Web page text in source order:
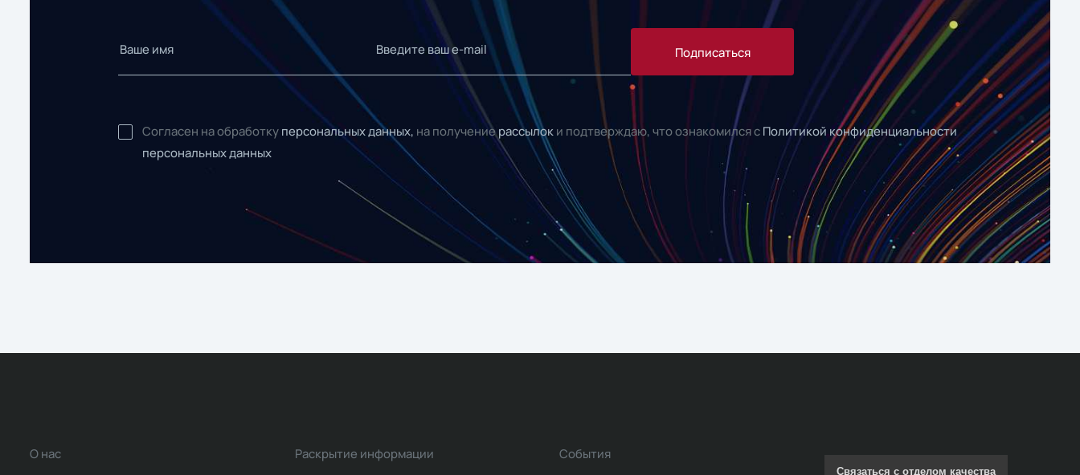
Подписаться
Согласен на обработку персональных данных, на получениерассылок и подтверждаю, что ознакомился с Политикой конфиденциальности
персональных данных
О нас
Раскрытие информации
События
Связаться с отделом качества